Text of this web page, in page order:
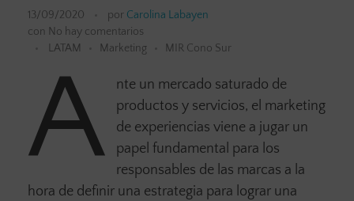
13/09/2020 por Carolina Labayen
con No hay comentarios
LATAM
Marketing MIR Cono Sur
A
nte un mercado saturado de
productos y servicios, el marketing
de experiencias viene a jugar un
papel fundamental para los
responsables de las marcas a la
hora de definir una estrategia para lograr una